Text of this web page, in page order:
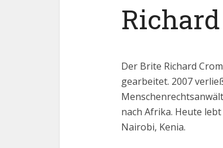
Der Brite Richard
gearbeitet. 2007
nach Afrika. Heute
Nairobi, Kenia.